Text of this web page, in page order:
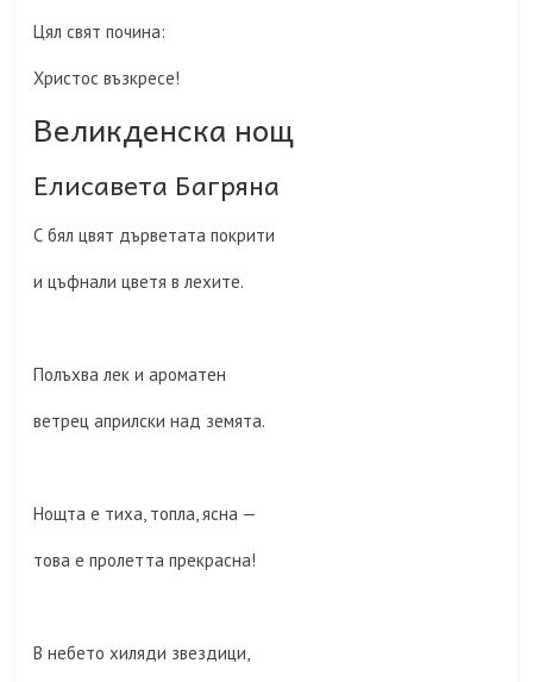
Цял свят почина:
Христос възкресе!
Великденска нощ
Елисавета Багряна
С бял цвят дърветата покрити
и цъфнали цветя в лехите.
Полъхва лек и ароматен
ветрец априлски над земята.
Нощта е тиха, топла, ясна —
това е пролетта прекрасна!
В небето хиляди звездици,